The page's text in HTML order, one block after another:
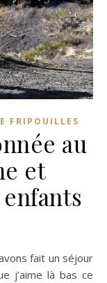
FRIPOUILLES
au
et
j’aime là bas ce